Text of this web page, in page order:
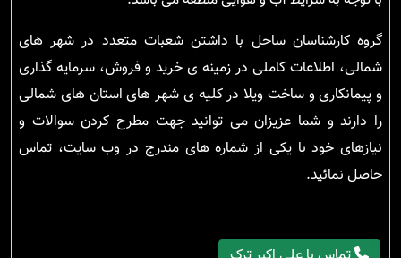
گروه کارشناسان ساحل با داشتن شعبات متعدد در شهر های
شمالی، اطلاعات کاملی در زمینه ی خرید و فروش، سرمایه گذاری
و پیمانکاری و ساخت ویلا در کلیه ی شهر های استان های شمالی
را دارند و شما عزیزان می توانید جهت مطرح کردن سوالات و
نیازهای خود با یکی از شماره های مندرج در وب سایت، تماس
حاصل نمائید.